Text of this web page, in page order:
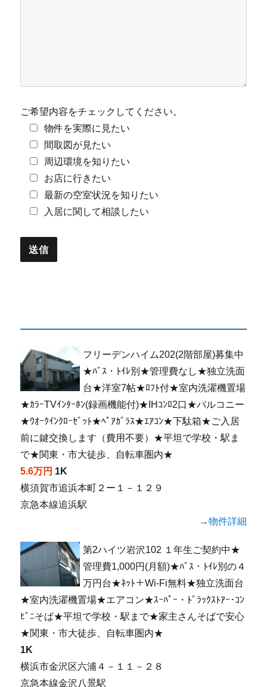
ご希望内容をチェックしてください。
物件を実際に見たい
間取図が見たい
周辺環境を知りたい
お店に行きたい
最新の空室状況を知りたい
入居に関して相談したい
フリーデンハイム202(2階部屋)募集中
★ﾊﾞｽ・ﾄｲﾚ別★管理費なし★独立洗面
台★洋室7帖★ﾛﾌﾄ付★室内洗濯機置場
★ｶﾗｰTVｲﾝﾀｰﾎﾝ(録画機能付)★IHｺﾝﾛ2口★バルコニー
★ｳｵｰｸｲﾝｸﾛｰｾﾞｯﾄ★ﾍﾟｱｶﾞﾗｽ★ｴｱｺﾝ★下駄箱★ご入居
前に鍵交換します（費用不要）★平坦で学校・駅ま
で★関東・市大徒歩、自転車圏内★
5.6万円 1K
横須賀市追浜本町２ー１－１２９
京急本線追浜駅
→物件詳細
第2ハイツ岩沢102 １年生ご契約中★
管理費1,000円(月額)★ﾊﾞｽ・ﾄｲﾚ別の４
万円台★ﾈｯﾄ＋Wi-Fi無料★独立洗面台
★室内洗濯機置場★エアコン★ｽｰﾊﾟｰ・ﾄﾞﾗｯｸｽﾄｱｰ･ｺﾝ
ﾋﾞﾆそば★平坦で学校・駅まで★家主さんそばで安心
★関東・市大徒歩、自転車圏内★
1K
横浜市金沢区六浦４－１１－２８
京急本線金沢八景駅